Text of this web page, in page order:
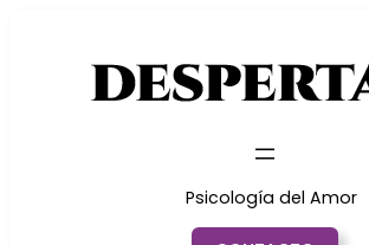
Psicología del Amor